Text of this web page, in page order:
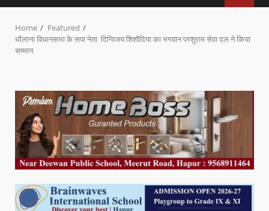
Home
Featured
धौलाना विधानसभा के सपा नेता दिग्विजय शिशौदिया का भगवान परशुराम सेवा दल ने किया
सम्मान